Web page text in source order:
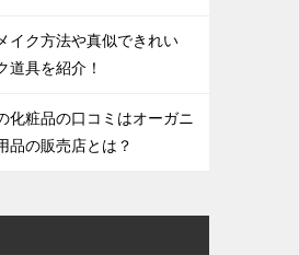
イク方法や真似できれい
道具を紹介！
化粧品の口コミはオーガニ
品の販売店とは？